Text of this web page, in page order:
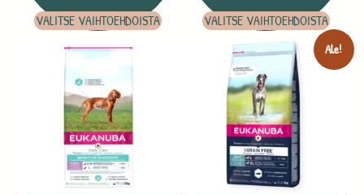
VALITSE VAIHTOEHDOISTA VALITSE VAIHTOEHDOISTA
Ale!